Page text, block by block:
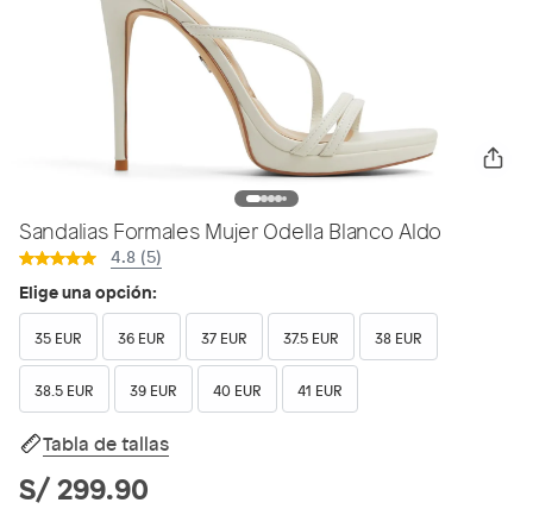
Sandalias Formales Mujer Odella Blanco Aldo
4.8 (5)
Elige una opción:
35 EUR 36 EUR 37 EUR 37.5 EUR 38 EUR
38.5 EUR 39 EUR 40 EUR 41 EUR
Tabla de tallas
S/ 299.90